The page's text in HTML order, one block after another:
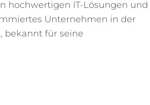
hochwertigen IT-Lösungen und
Unternehmen in der
bekannt für seine